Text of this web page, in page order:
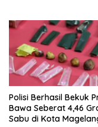
Polisi Berhasil Bekuk
Bawa Seberat 4,46
Sabu di Kota